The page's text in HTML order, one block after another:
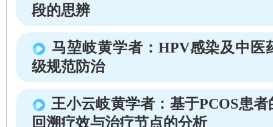
段的思辨
马堃岐黄学者：HPV感染及中医
级规范防治
王小云岐黄学者：基于PCOS患
回溯疗效与治疗节点的分析